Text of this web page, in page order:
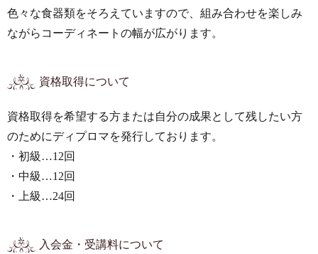
色々な食器類をそろえていますので、組み合わせを楽しみ
ながらコーディネートの幅が広がります。
資格取得について
資格取得を希望する方または自分の成果として残したい方
のためにディプロマを発行しております。
・初級…12回
・中級…12回
・上級…24回
入会金・受講料について